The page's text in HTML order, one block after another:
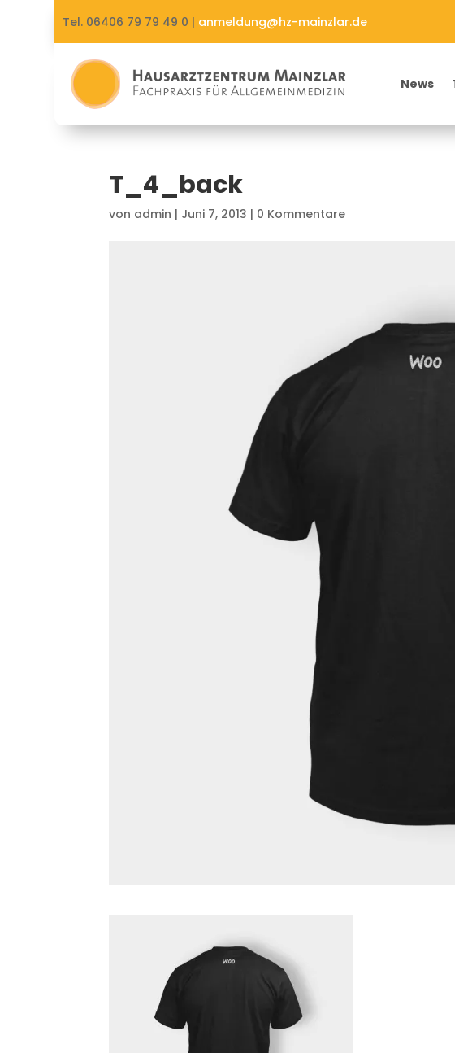
Tel. 06406 79 79 49 0 | anmeldung@hz-mainzlar.de
News
T_4_back
von admin | Juni 7, 2013 | 0 Kommentare